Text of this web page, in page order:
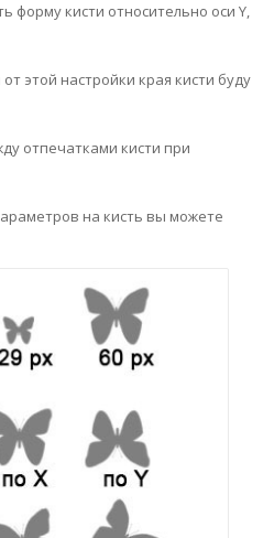
форму кисти относительно оси Y,
этой настройки края кисти буду
отпечатками кисти при
на кисть вы можете